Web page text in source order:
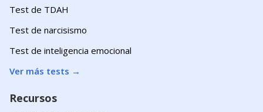
Test de TDAH
Test de narcisismo
Test de inteligencia emocional
Ver más tests →
Recursos